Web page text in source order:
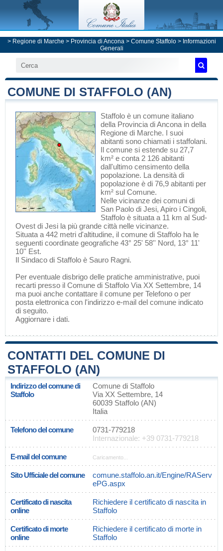
> Regione di Marche > Provincia di Ancona> Comune Staffolo> Informazioni
Generali
COMUNE DI STAFFOLO (AN)
Staffolo è un comune italiano
della Provincia di Ancona in della
Regione di Marche. I suoi
abitanti sono chiamati i staffolani.
Il comune si estende su 27,7
km² e conta 2 126 abitanti
dall'ultimo censimento della
popolazione. La densità di
popolazione è di 76,9 abitanti per
km² sul Comune.
Nelle vicinanze dei comuni di
San Paolo di Jesi, Apiro i Cingoli,
Staffolo è situata a 11 km al Sud-
Ovest di Jesi la più grande città nelle vicinanze.
Situata a 442 metri d'altitudine, il comune di Staffolo ha le
seguenti coordinate geografiche 43° 25' 58'' Nord, 13° 11'
10'' Est.
Il Sindaco di Staffolo è Sauro Ragni.
Per eventuale disbrigo delle pratiche amministrative, puoi
recarti presso il Comune di Staffolo Via XX Settembre, 14
ma puoi anche contattare il comune per Telefono o per
posta elettronica con l'indirizzo e-mail del comune indicato
di seguito.
Aggiornare i dati.
CONTATTI DEL COMUNE DI
STAFFOLO (AN)
Indirizzo del comune di
Staffolo
Comune di Staffolo
Via XX Settembre, 14
60039 Staffolo (AN)
Italia
Telefono del comune
0731-779218
Internazionale: +39 0731-779218
E-mail del comune Caricamento...
Sito Ufficiale del comune
comune.staffolo.an.it/Engine/RAServ
ePG.aspx
Certificato di nascita
online
Richiedere il certificato di nascita in
Staffolo
Certificato di morte
online
Richiedere il certificato di morte in
Staffolo